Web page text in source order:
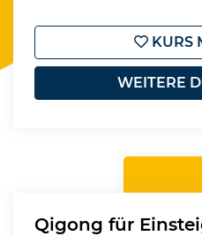
KURS
WEITERE
Qigong für